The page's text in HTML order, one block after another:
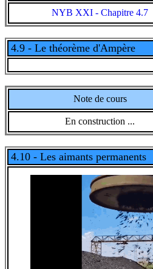
NYB XXI - Chapitre 4.7
4.9 - Le théorème d'Ampère
Note de cours
En construction ...
4.10 - Les aimants permanents